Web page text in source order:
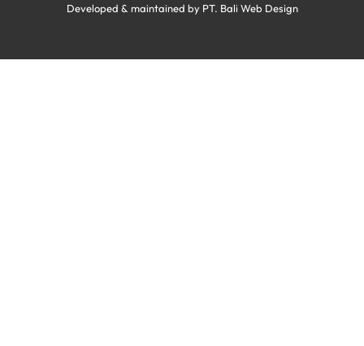
Developed & maintained by PT. Bali Web Design